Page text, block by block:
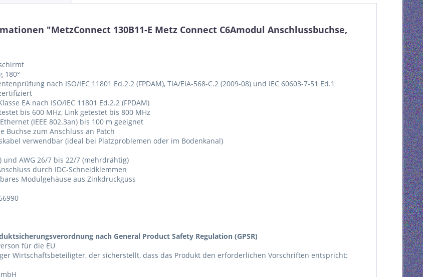
"MetzConnect 130B11-E Metz Connect C6Amodul Anschlussbuchse,
180°
nach ISO/IEC 11801 Ed.2.2 (FPDAM), TIA/EIA-568-C.2 (2009-08) und IEC 60603-7-51 Ed.1
EA nach ISO/IEC 11801 Ed.2.2 (FPDAM)
bis 600 MHz, Link getestet bis 800 MHz
(IEEE 802.3an) bis 100 m geeignet
Buchse zum Anschluss an Patch
verwendbar (ideal bei Platzproblemen oder im Bodenkanal)
und AWG 26/7 bis 22/7 (mehrdrähtig)
durch IDC-Schneidklemmen
Modulgehäuse aus Zinkdruckguss
nach General Product Safety Regulation (GPSR)
für die EU
Wirtschaftsbeteiligter, der sicherstellt, dass das Produkt den erforderlichen Vorschriften entspricht: